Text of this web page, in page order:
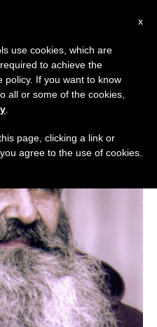
x
use cookies, which are
to achieve the
policy. If you want to know
all or some of the cookies,
page, clicking a link or
agree to the use of cookies.